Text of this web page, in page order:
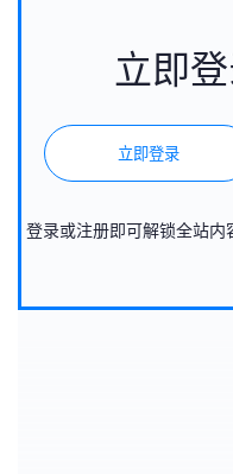
立即
立即登录
登录或注册即可解锁全站内